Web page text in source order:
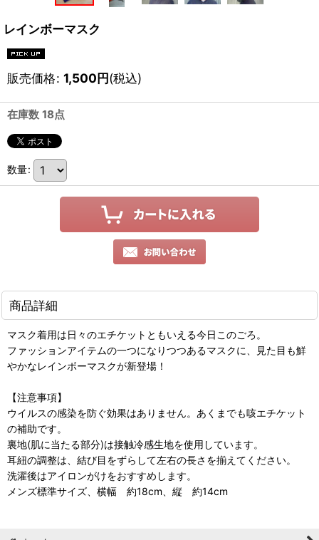
レインボーマスク
販売価格: 1,500円(税込)
在庫数 18点
数量:
商品詳細
マスク着用は日々のエチケットともいえる今日このごろ。
ファッションアイテムの一つになりつつあるマスクに、見た目も鮮
やかなレインボーマスクが新登場！
【注意事項】
ウイルスの感染を防ぐ効果はありません。あくまでも咳エチケット
の補助です。
裏地(肌に当たる部分)は接触冷感生地を使用しています。
耳紐の調整は、結び目をずらして左右の長さを揃えてください。
洗濯後はアイロンがけをおすすめします。
メンズ標準サイズ、横幅 約18cm、縦 約14cm